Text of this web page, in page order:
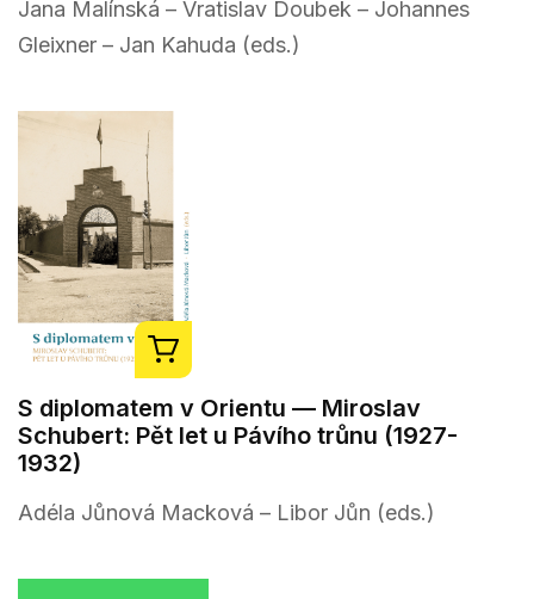
Jana Malínská – Vratislav Doubek – Johannes
Gleixner – Jan Kahuda (eds.)
S diplomatem v Orientu — Miroslav
Schubert: Pět let u Pávího trůnu (1927-
1932)
Adéla Jůnová Macková – Libor Jůn (eds.)